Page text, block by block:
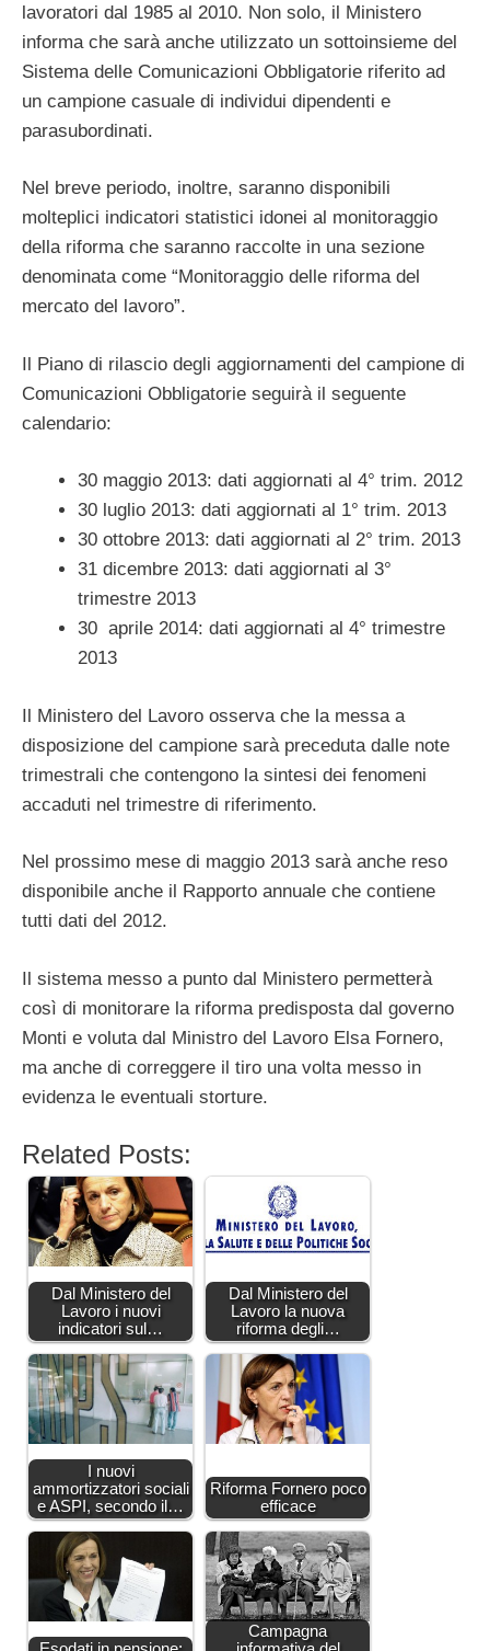
lavoratori dal 1985 al 2010. Non solo, il Ministero
informa che sarà anche utilizzato un sottoinsieme del
Sistema delle Comunicazioni Obbligatorie riferito ad
un campione casuale di individui dipendenti e
parasubordinati.
Nel breve periodo, inoltre, saranno disponibili
molteplici indicatori statistici idonei al monitoraggio
della riforma che saranno raccolte in una sezione
denominata come “Monitoraggio delle riforma del
mercato del lavoro”.
Il Piano di rilascio degli aggiornamenti del campione di
Comunicazioni Obbligatorie seguirà il seguente
calendario:
30 maggio 2013: dati aggiornati al 4° trim. 2012
30 luglio 2013: dati aggiornati al 1° trim. 2013
30 ottobre 2013: dati aggiornati al 2° trim. 2013
31 dicembre 2013: dati aggiornati al 3°
trimestre 2013
30 aprile 2014: dati aggiornati al 4° trimestre
2013
Il Ministero del Lavoro osserva che la messa a
disposizione del campione sarà preceduta dalle note
trimestrali che contengono la sintesi dei fenomeni
accaduti nel trimestre di riferimento.
Nel prossimo mese di maggio 2013 sarà anche reso
disponibile anche il Rapporto annuale che contiene
tutti dati del 2012.
Il sistema messo a punto dal Ministero permetterà
così di monitorare la riforma predisposta dal governo
Monti e voluta dal Ministro del Lavoro Elsa Fornero,
ma anche di correggere il tiro una volta messo in
evidenza le eventuali storture.
Related Posts:
Dal Ministero del
Lavoro i nuovi
indicatori sul…
Dal Ministero del
Lavoro la nuova
riforma degli…
I nuovi
ammortizzatori sociali
e ASPI, secondo il…
Riforma Fornero poco
efficace
Campagna